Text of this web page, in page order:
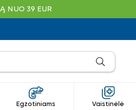
NUO 39 EUR
Egzotiniams Vaistinėlė